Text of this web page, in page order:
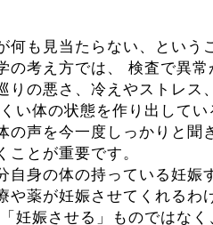
何も見当たらない、という
の考え方では、 検査で異常
りの悪さ、冷えやストレス
い体の状態を作り出してい
の声を今一度しっかりと聞
とが重要です。
自身の体の持っている妊娠
や薬が妊娠させてくれるわ
妊娠させる」ものではなく